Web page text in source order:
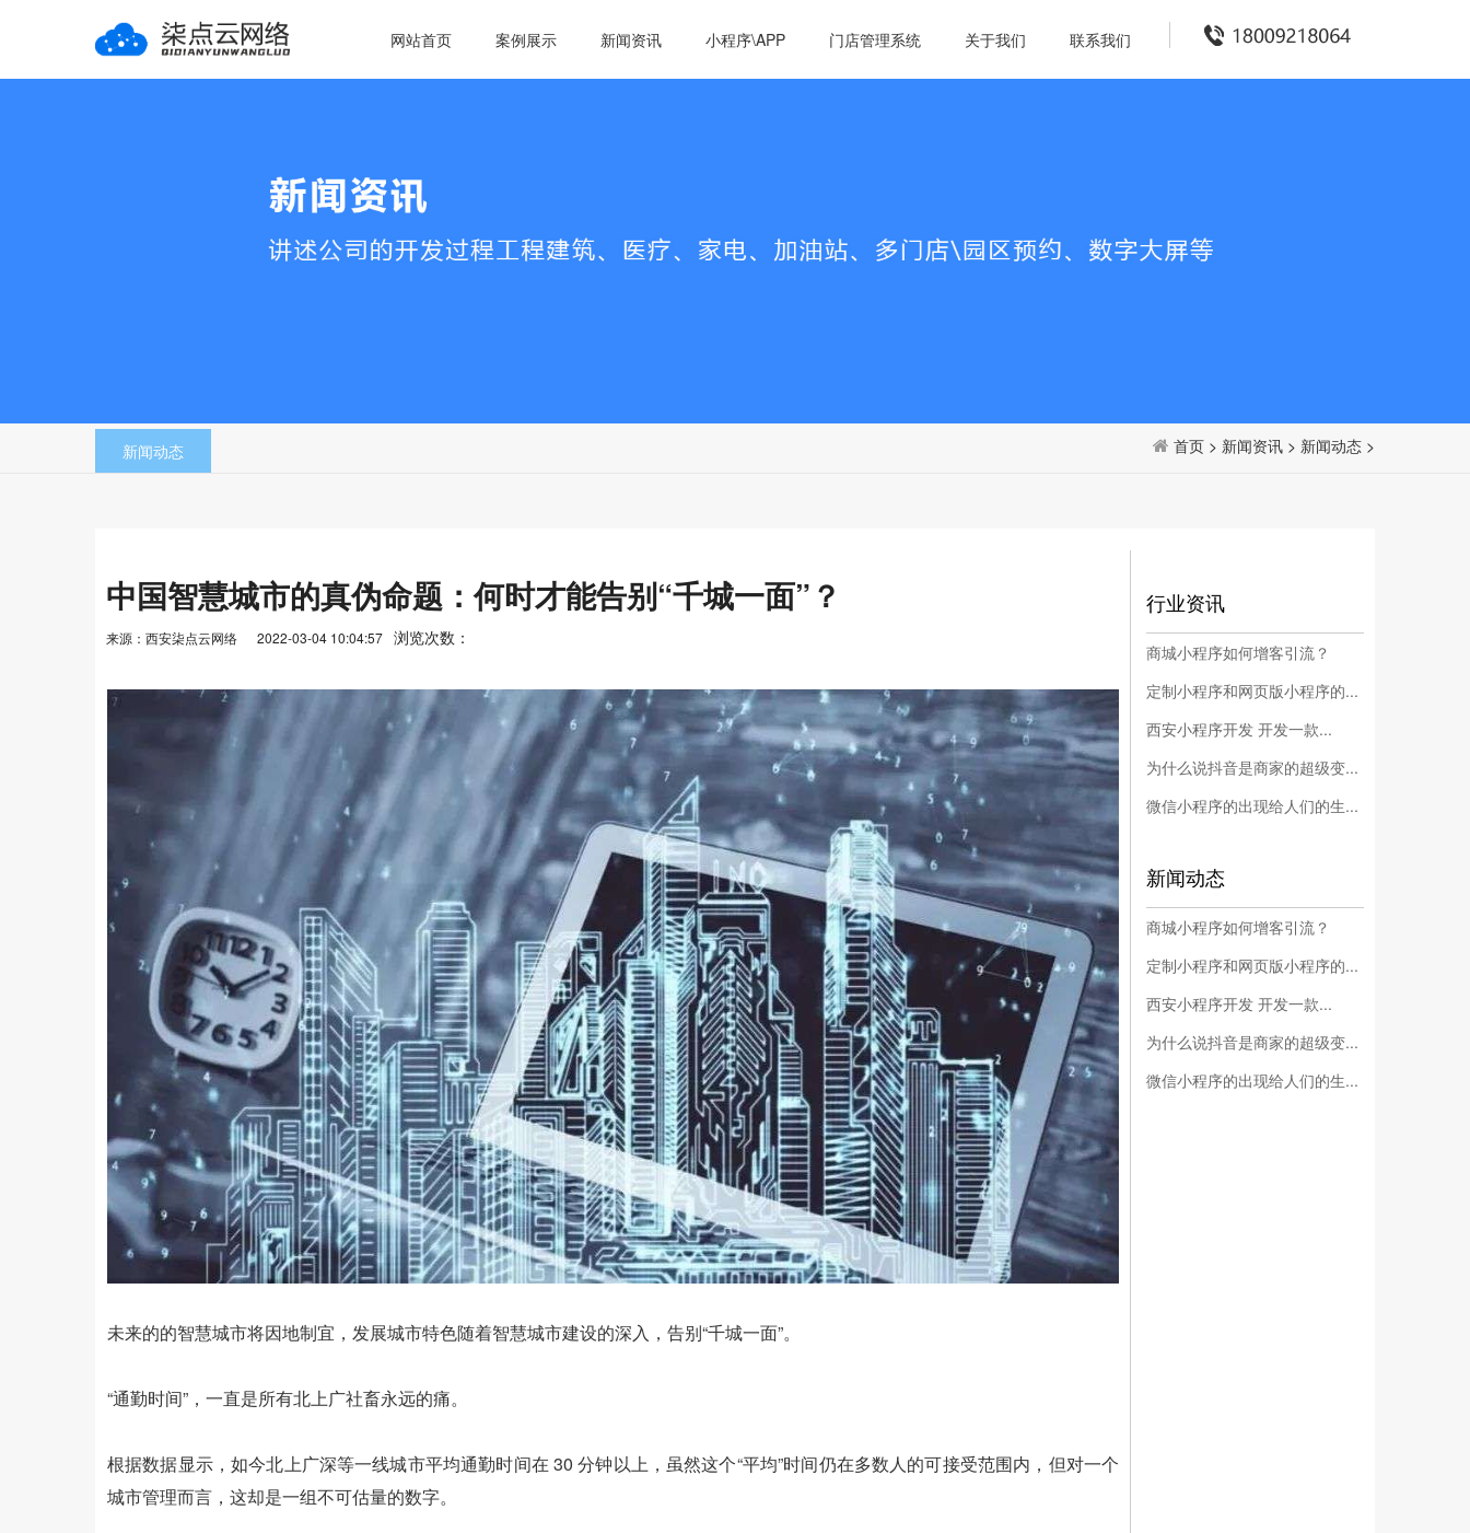
网站首页 案例展示 新闻资讯 小程序\APP 门店管理系统 关于我们 联系我们
首页 > 新闻资讯 > 新闻动态 >
新闻动态
中国智慧城市的真伪命题：何时才能告别“千城一面”？
来源：西安柒点云网络 2022-03-04 10:04:57 浏览次数：
未来的的智慧城市将因地制宜，发展城市特色随着智慧城市建设的深入，告别“千城一面”。
“通勤时间”，一直是所有北上广社畜永远的痛。
根据数据显示，如今北上广深等一线城市平均通勤时间在 30 分钟以上，虽然这个“平均”时间仍在多数人的可接受范围内，但对一个
城市管理而言，这却是一组不可估量的数字。
行业资讯
商城小程序如何增客引流？
定制小程序和网页版小程序的...
西安小程序开发 开发一款...
为什么说抖音是商家的超级变...
微信小程序的出现给人们的生...
新闻动态
商城小程序如何增客引流？
定制小程序和网页版小程序的...
西安小程序开发 开发一款...
为什么说抖音是商家的超级变...
微信小程序的出现给人们的生...